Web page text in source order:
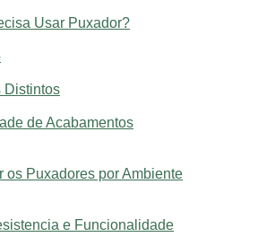
Usar Puxador?
Distintos
de Acabamentos
os Puxadores por Ambiente
e Funcionalidade